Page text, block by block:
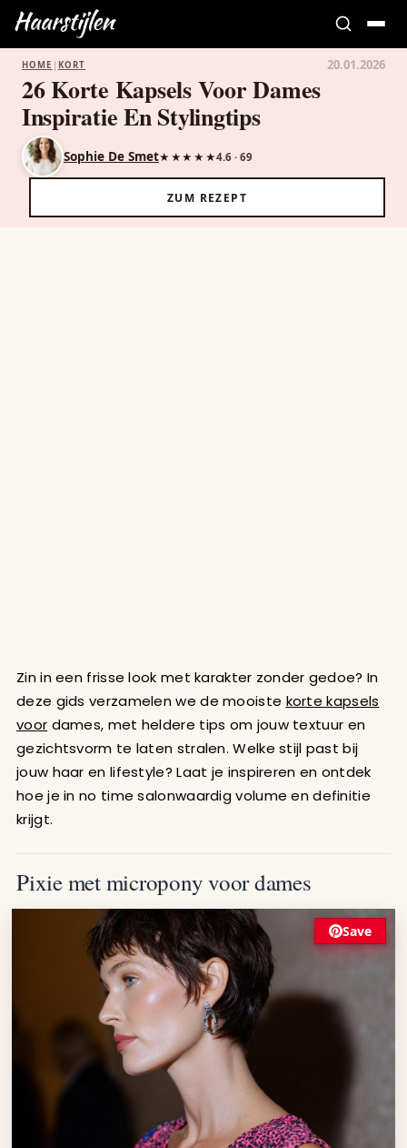
HOME | KORT 20.01.2026
26 Korte Kapsels Voor Dames
Inspiratie En Stylingtips
Sophie De Smet★★★★★4.6 · 69
ZUM REZEPT
Zin in een frisse look met karakter zonder gedoe? In
deze gids verzamelen we de mooiste korte kapsels
voor dames, met heldere tips om jouw textuur en
gezichtsvorm te laten stralen. Welke stijl past bij
jouw haar en lifestyle? Laat je inspireren en ontdek
hoe je in no time salonwaardig volume en definitie
krijgt.
Pixie met micropony voor dames
Save